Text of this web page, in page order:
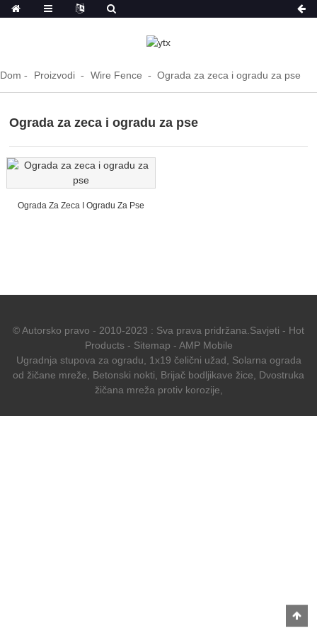
Dom Proizvodi Wire Fence Ograda za zeca i ogradu za pse
Ograda za zeca i ogradu za pse
Ograda Za Zeca I Ogradu Za Pse
© Autorsko pravo - 2010-2023 : Sva prava pridržana. Savjeti - Hot
Products- Sitemap - AMP Mobile
Ugradnja stupova za ogradu
1x19 čelični užad
Solarna ograda
od žičane mreže
Betonski nokti Brijač bodljikave žice
Dvostruka
žičana mreža protiv korozije